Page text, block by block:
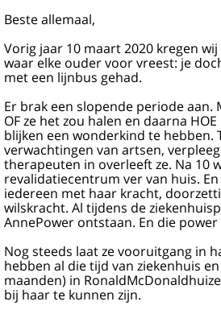
Beste allemaal,
Vorig jaar 10 maart 2020 kregen
waar elke ouder voor vreest: je
met een lijnbus gehad.
Er brak een slopende periode aan.
OF ze het zou halen en daarna
blijken een wonderkind te hebben.
verwachtingen van artsen,
therapeuten in overleeft ze. Na 10
revalidatiecentrum ver van huis.
iedereen met haar kracht,
wilskracht. Al tijdens de
AnnePower ontstaan. En die power
Nog steeds laat ze vooruitgang in
hebben al die tijd van ziekenhuis
maanden) in
bij haar te kunnen zijn.